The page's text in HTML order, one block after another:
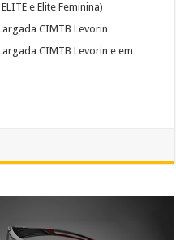
e Elite Feminina)
CIMTB Levorin
CIMTB Levorin e em